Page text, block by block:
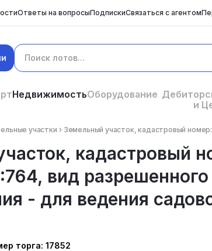
Ответы на вопросыПодпискиСвязаться с агентом
НедвижимостьОборудование
и
участки Земельный участок, кадастровый
кадастровый
вид разрешенного
- для ведения
торга: 17852